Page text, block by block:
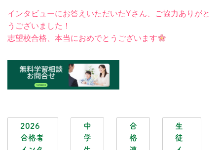
インタビューにお答えいただいたYさん、ご協力ありがと
うございました！
志望校合格、本当におめでとうございます
2026
合格者
中
学
合
格
生
徒